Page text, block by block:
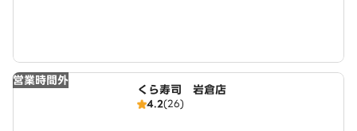
営業時間外
くら寿司 岩倉店
4.2(26)